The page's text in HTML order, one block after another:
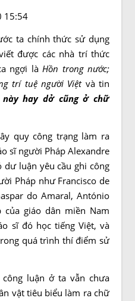
15:54
ta chính thức sử dụng
được các nhà trí thức
ngợi làHồn trong nước;
trí tuệ người Việt và tin
hay dở cũng ở chữ
quy công trạng làm ra
sĩ người Pháp Alexandre
dư luận yêu cầu ghi công
Pháp như Francisco de
do Amaral, António
giáo dân miền Nam
sĩ đó học tiếng Việt, và
quá trình thí điểm sử
luận ở ta vẫn chưa
vật tiêu biểu làm ra chữ